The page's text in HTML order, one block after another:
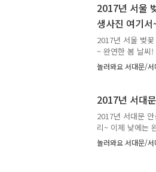
해드릴 곳은 서울
산벚나무, 왕벚나
있어요! 편하게
2017년 서울
생사진 여기서
2017년 서울 벚
~ 완연한 봄 날씨
습을 드러낼것 같
로 미리 만나보는
무, 산벚나무, 왕
특징 중 하나는
속에서 이렇게 자
이라고 해서 높이
놀러와요 서대문/서
2017년 서대
2017년 서대문
리~ 이제 낮에는
대문의 봄이 기다
문 안산자락길 벚
놀러와요 서대문/서